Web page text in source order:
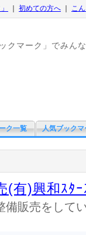
初めての方へ
こ
クマーク」でみん
ク一覧 人気ブックマ
(有)興和ｽﾀ
販売をして